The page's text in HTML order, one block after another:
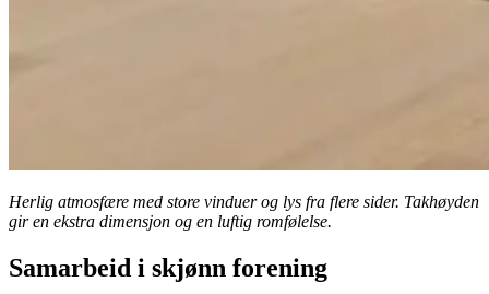
Herlig atmosfære med store vinduer og lys fra flere sider. Takhøyden
gir en ekstra dimensjon og en luftig romfølelse.
Samarbeid i skjønn forening